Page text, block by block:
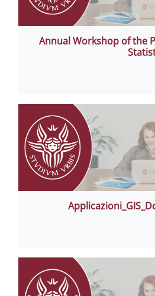
Annual Workshop of the